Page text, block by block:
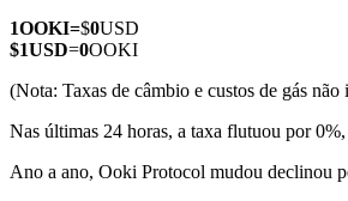
1OOKI=$0USD
$1USD=0OOKI
(Nota: Taxas de câmbio e custos de gás
Nas últimas 24 horas, a taxa flutuou por
Ano a ano, Ooki Protocol mudou declinou